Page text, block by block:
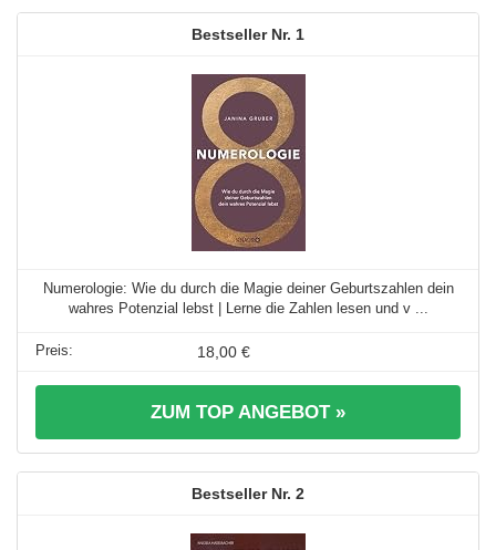
1
Numerologie: Wie du durch die Magie deiner Geburtszahlen dein
wahres Potenzial lebst | Lerne die Zahlen lesen und v ...
18,00 €
ZUM TOP ANGEBOT »
2